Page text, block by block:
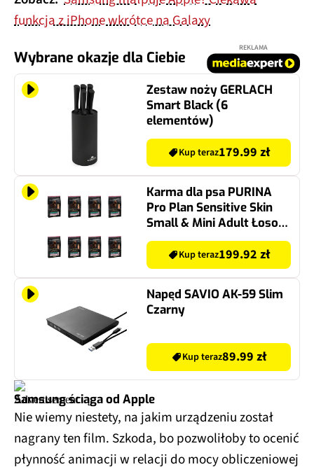
funkcja z iPhone wkrótce na Galaxy
Wybrane okazje dla Ciebie
REKLAMA
Zestaw noży GERLACH
Smart Black (6
elementów)
Kup teraz179.99 zł
Karma dla psa PURINA
Pro Plan Sensitive Skin
Small & Mini Adult Łosoś
Kup teraz199.92 zł
Napęd SAVIO AK-59 Slim
Czarny
Kup teraz89.99 zł
Samsung ściąga od Apple
Nie wiemy niestety, na jakim urządzeniu został
nagrany ten film. Szkoda, bo pozwoliłoby to ocenić
płynność animacji w relacji do mocy obliczeniowej